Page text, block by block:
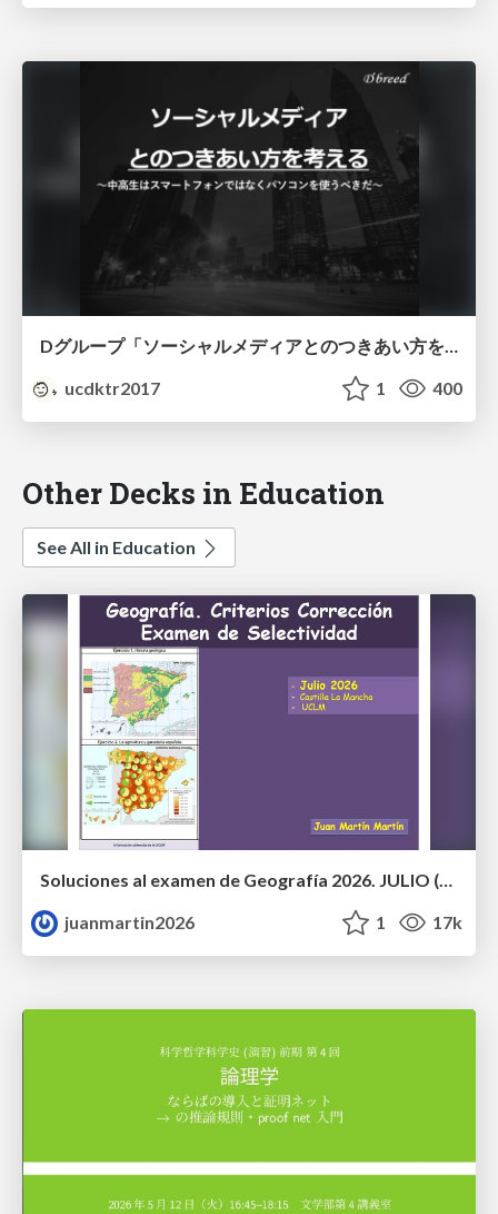
Dグループ「ソーシャルメディアとのつきあい⽅を考える〜中高生はスマートフォンではなくパソコンを使うべきだ〜」
ucdktr2017
1 400
Other Decks in Education
See All in Education
juanmartin2026
1 17k